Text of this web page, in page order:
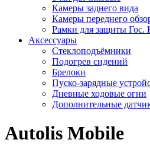
Камеры заднего вида
Камеры переднего
Рамки для защиты Гос.
Аксессуары
Стеклоподъёмники
Подогрев сидений
Брелоки
Пуско-зарядные
Дневные ходовые огни
Дополнительные
Autolis Mobile